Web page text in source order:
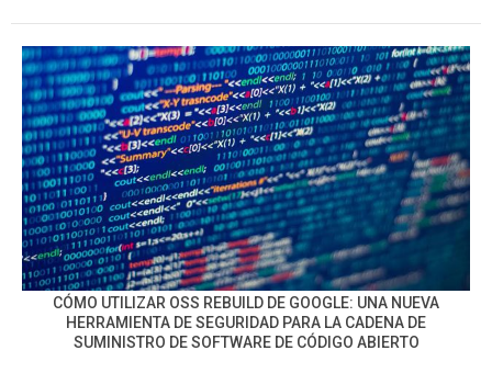
CÓMO UTILIZAR OSS REBUILD DE GOOGLE: UNA NUEVA
HERRAMIENTA DE SEGURIDAD PARA LA CADENA DE
SUMINISTRO DE SOFTWARE DE CÓDIGO ABIERTO